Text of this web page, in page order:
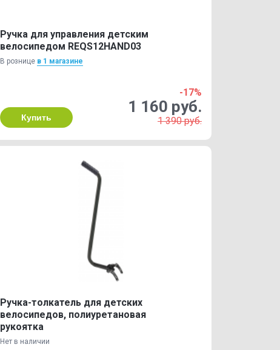
Ручка для управления детским
велосипедом REQS12HAND03
В рознице в 1 магазинe
Купить
-17%
1 160 руб.
1 390 руб.
Ручка-толкатель для детских
велосипедов, полиуретановая
рукоятка
Нет в наличии